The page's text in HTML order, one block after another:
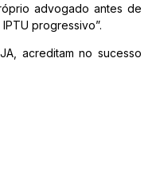
advogado antes de
progressivo”.
acreditam no sucesso